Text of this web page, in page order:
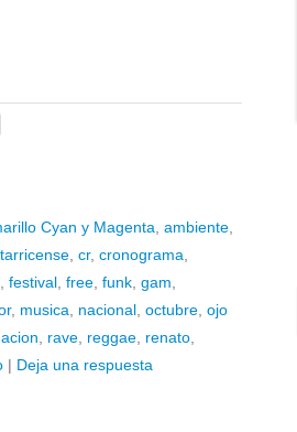
Cyan y Magenta ambiente
cr, cronograma
festival free funk gam
, musica nacional octubre ojo
rave reggae renato
| Deja una respuesta